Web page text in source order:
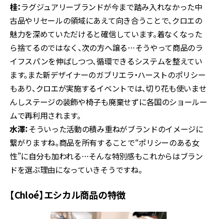
桂：ラグジュアリーブランドが今まで踏み入れなかった中
古品やリセールの領域にあえて向き合うことで、クロエの
魅力を深めていただけると確信しています。着なくなった
ら捨てるのではなく、次の方へ譲る…そうやって商品のラ
イフスパンを伸ばしつつ、循環できるシステムを整えてい
ます。また新デザイナーのガブリエラ・ハーストのポリシー
もあり、クロエが実施するイベントでは、切り花も使いませ
んしステージの装飾や椅子も廃棄せずに各国のショールー
ムで再利用されます。
水澤：そういった活動の積み重ねがブランドのイメージに
繋がりますね。商品を所有することで“ポリシーのある女
性”に自分も加われる…そんな特別感もこれからはブラン
ドを選ぶ理由になっていきそうですね。
【Chloé】エシカル商品の特徴